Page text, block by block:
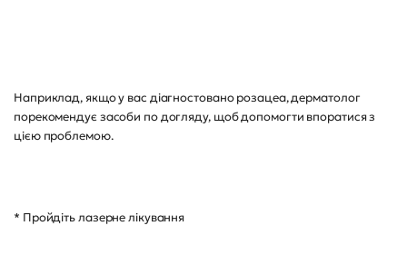
Наприклад, якщо у вас діагностовано розацеа, дерматолог
порекомендує засоби по догляду, щоб допомогти впоратися з
цією проблемою.
* Пройдіть лазерне лікування